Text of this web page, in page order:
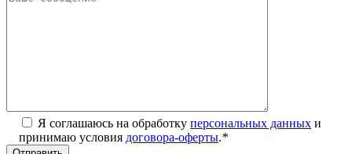
Я соглашаюсь на обработку персональных данных и
принимаю условия договора-оферты.*